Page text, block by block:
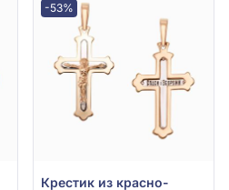
-53%
Крестик из красно-